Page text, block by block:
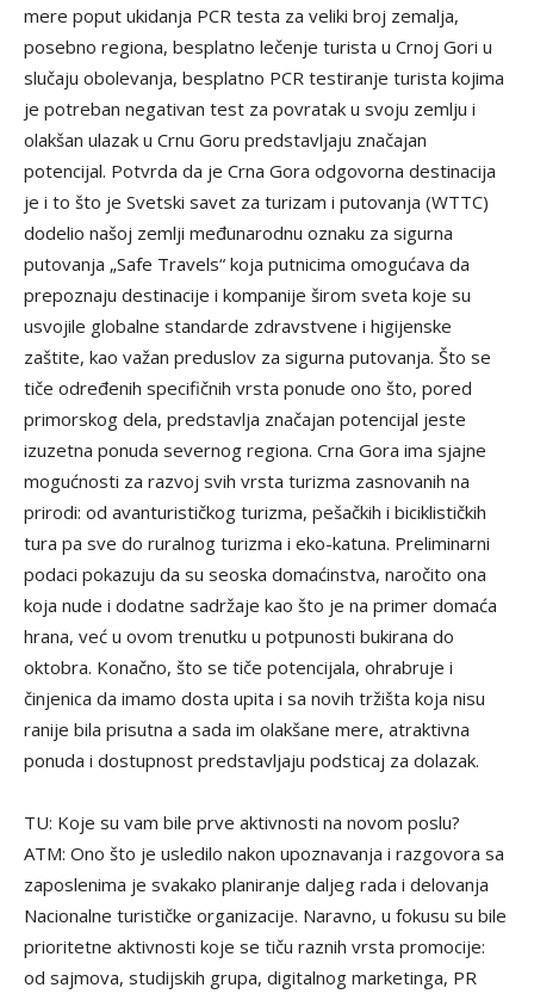
mere poput ukidanja PCR testa za veliki broj zemalja,
posebno regiona, besplatno lečenje turista u Crnoj Gori u
slučaju obolevanja, besplatno PCR testiranje turista kojima
je potreban negativan test za povratak u svoju zemlju i
olakšan ulazak u Crnu Goru predstavljaju značajan
potencijal. Potvrda da je Crna Gora odgovorna destinacija
je i to što je Svetski savet za turizam i putovanja (WTTC)
dodelio našoj zemlji međunarodnu oznaku za sigurna
putovanja „Safe Travels“ koja putnicima omogućava da
prepoznaju destinacije i kompanije širom sveta koje su
usvojile globalne standarde zdravstvene i higijenske
zaštite, kao važan preduslov za sigurna putovanja. Što se
tiče određenih specifičnih vrsta ponude ono što, pored
primorskog dela, predstavlja značajan potencijal jeste
izuzetna ponuda severnog regiona. Crna Gora ima sjajne
mogućnosti za razvoj svih vrsta turizma zasnovanih na
prirodi: od avanturističkog turizma, pešačkih i biciklističkih
tura pa sve do ruralnog turizma i eko-katuna. Preliminarni
podaci pokazuju da su seoska domaćinstva, naročito ona
koja nude i dodatne sadržaje kao što je na primer domaća
hrana, već u ovom trenutku u potpunosti bukirana do
oktobra. Konačno, što se tiče potencijala, ohrabruje i
činjenica da imamo dosta upita i sa novih tržišta koja nisu
ranije bila prisutna a sada im olakšane mere, atraktivna
ponuda i dostupnost predstavljaju podsticaj za dolazak.
TU: Koje su vam bile prve aktivnosti na novom poslu?
ATM: Ono što je usledilo nakon upoznavanja i razgovora sa
zaposlenima je svakako planiranje daljeg rada i delovanja
Nacionalne turističke organizacije. Naravno, u fokusu su bile
prioritetne aktivnosti koje se tiču raznih vrsta promocije:
od sajmova, studijskih grupa, digitalnog marketinga, PR